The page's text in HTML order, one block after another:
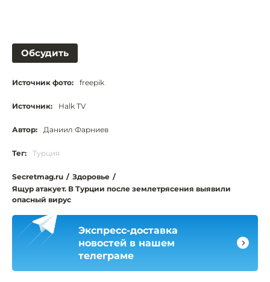
Обсудить
Источник фото: freepik
Источник: Halk TV
Автор: Даниил Фарниев
Тег: Турция
Secretmag.ru / Здоровье /
Ящур атакует. В Турции после землетрясения выявили
опасный вирус
Экспресс-доставка
новостей в нашем
телеграме